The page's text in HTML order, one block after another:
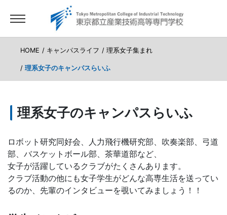
HOME キャンパスライフ 理系女子集まれ
理系女子のキャンパスらいふ
理系女子のキャンパスらいふ
ロボット研究同好会、人力飛行機研究部、吹奏楽部、弓道
部、バスケットボール部、茶華道部など、
女子が活躍しているクラブがたくさんあります。
クラブ活動の他にも女子学生がどんな高専生活を送ってい
るのか、先輩のインタビューを覗いてみましょう！！